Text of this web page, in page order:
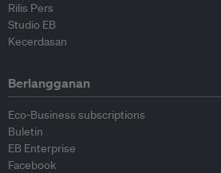
Rilis Pers
Studio EB
Kecerdasan
Berlangganan
Eco-Business subscriptions
Buletin
EB Enterprise
Facebook